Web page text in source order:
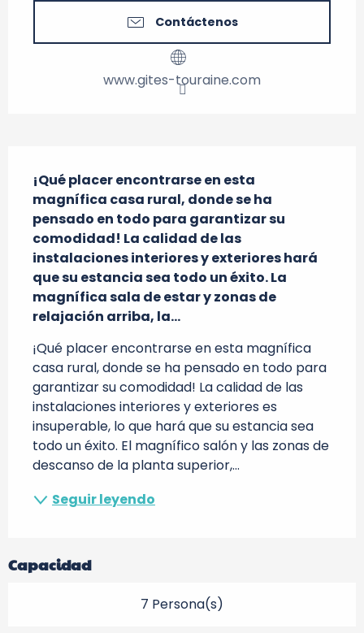
Contáctenos
www.gites-touraine.com
¡Qué placer encontrarse en esta
magnífica casa rural, donde se ha
pensado en todo para garantizar su
comodidad! La calidad de las
instalaciones interiores y exteriores hará
que su estancia sea todo un éxito. La
magnífica sala de estar y zonas de
relajación arriba, la...
¡Qué placer encontrarse en esta magnífica
casa rural, donde se ha pensado en todo para
garantizar su comodidad! La calidad de las
instalaciones interiores y exteriores es
insuperable, lo que hará que su estancia sea
todo un éxito. El magnífico salón y las zonas de
descanso de la planta superior,...
Seguir leyendo
Capacidad
7 Persona(s)